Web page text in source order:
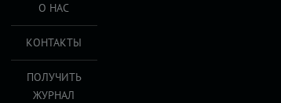
О НАС
КОНТАКТЫ
ПОЛУЧИТЬ
ЖУРНАЛ